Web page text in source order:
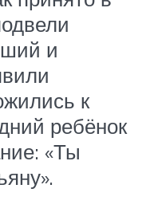
и
к
ребёнок
«Ты